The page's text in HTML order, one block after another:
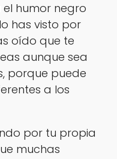
el humor negro
has visto por
oído que te
aunque sea
porque puede
a los
por tu propia
muchas